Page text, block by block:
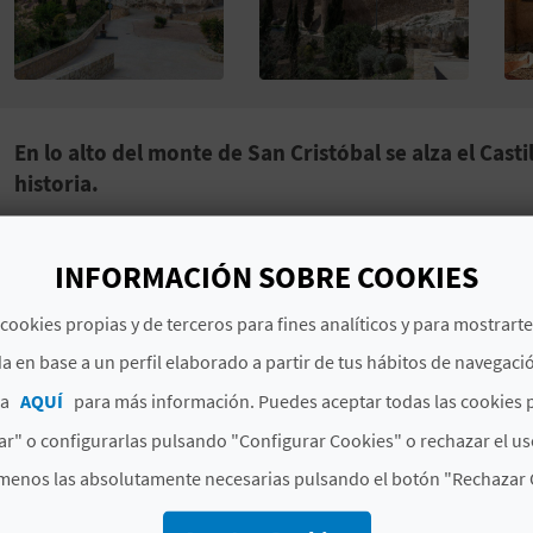
En lo alto del monte de San Cristóbal se alza el
historia.
sobre Villena para ofrecernos unas vistas increíbles
construcción se levantó a finales del siglo XII como
y ha sobrevivido en buen estado hasta nuestros
una gran parte del edificio, en la que destacan unas
España, así como una muralla interior y los dos
Esta construcción ha sido protagonista de varias
la Independencia, y en sus paredes hay huellas de
realizaron los presos, y también encontrarás
INFORMACIÓN SOBRE COOKIES
propias y de terceros para fines analíticos y para
en base a un perfil elaborado a partir de tus hábitos de
AQUÍ para más información. Puedes aceptar todas las cookies
o configurarlas pulsando "Configurar Cookies" o rechazar el
las absolutamente necesarias pulsando el botón "Rechazar